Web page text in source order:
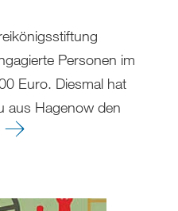
Personen im
Euro. Diesmal hat
aus Hagenow den